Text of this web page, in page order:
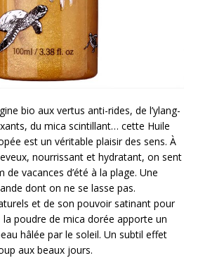
bio aux vertus anti-rides, de l’ylang-
du mica scintillant… cette Huile
est un véritable plaisir des sens. À
nourrissant et hydratant, on sent
vacances d’été à la plage. Une
dont on ne se lasse pas.
et de son pouvoir satinant pour
la poudre de mica dorée apporte un
hâlée par le soleil. Un subtil effet
aux beaux jours.